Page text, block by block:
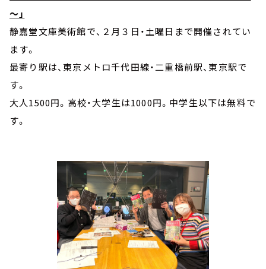
～」
静嘉堂文庫美術館で、２月３日・土曜日まで開催されてい
ます。
最寄り駅は、東京メトロ千代田線・二重橋前駅、東京駅で
す。
大人1500円。高校・大学生は1000円。中学生以下は無料で
す。